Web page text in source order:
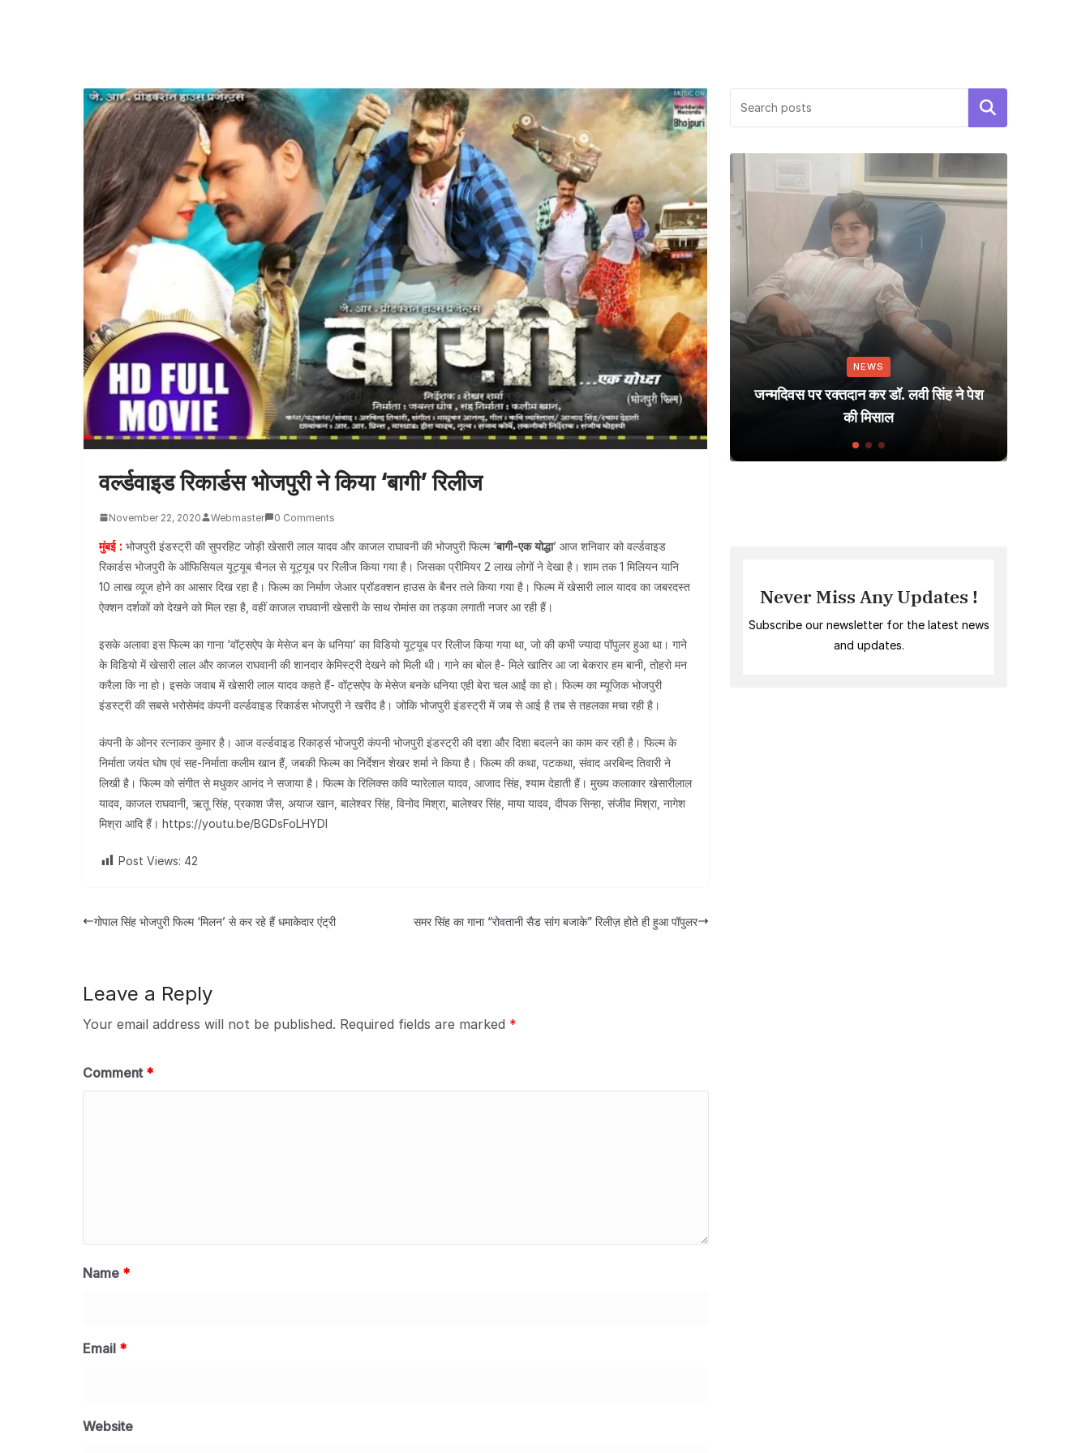
वर्ल्डवाइड रिकार्डस भोजपुरी ने किया ‘बागी’ रिलीज
November 22, 2020 Webmaster 0 Comments
मुंबई : भोजपुरी इंडस्ट्री की सुपरहिट जोड़ी खेसारी लाल यादव और काजल राघावनी की भोजपुरी फिल्म ‘बागी-एक योद्धा’ आज शनिवार को वर्ल्डवाइड
रिकार्डस भोजपुरी के ऑफिसियल यूट्यूब चैनल से यूट्यूब पर रिलीज किया गया है। जिसका प्रीमियर 2 लाख लोगों ने देखा है। शाम तक 1 मिलियन यानि
10 लाख व्यूज होने का आसार दिख रहा है। फिल्म का निर्माण जेआर प्रॉडक्शन हाउस के बैनर तले किया गया है। फिल्म में खेसारी लाल यादव का जबरदस्त
ऐक्शन दर्शकों को देखने को मिल रहा है, वहीं काजल राघवानी खेसारी के साथ रोमांस का तड़का लगाती नजर आ रही हैं।
इसके अलावा इस फिल्म का गाना ‘वॉट्सऐप के मेसेज बन के धनिया’ का विडियो यूट्यूब पर रिलीज किया गया था, जो की कभी ज्यादा पॉपुलर हुआ था। गाने
के विडियो में खेसारी लाल और काजल राघवानी की शानदार केमिस्ट्री देखने को मिली थी। गाने का बोल है- मिले खातिर आ जा बेकरार हम बानी, तोहरो मन
करैला कि ना हो। इसके जवाब में खेसारी लाल यादव कहते हैं- वॉट्सऐप के मेसेज बनके धनिया एही बेरा चल आईं का हो। फिल्म का म्यूजिक भोजपुरी
इंडस्ट्री की सबसे भरोसेमंद कंपनी वर्ल्डवाइड रिकार्डस भोजपुरी ने खरीद है। जोकि भोजपुरी इंडस्ट्री में जब से आई है तब से तहलका मचा रही है।
कंपनी के ओनर रत्नाकर कुमार है। आज वर्ल्डवाइड रिकार्ड्स भोजपुरी कंपनी भोजपुरी इंडस्ट्री की दशा और दिशा बदलने का काम कर रही है। फिल्म के
निर्माता जयंत घोष एवं सह-निर्माता कलीम खान हैं, जबकी फिल्म का निर्देशन शेखर शर्मा ने किया है। फिल्म की कथा, पटकथा, संवाद अरबिन्द तिवारी ने
लिखी है। फिल्म को संगीत से मधुकर आनंद ने सजाया है। फिल्म के रिलिक्स कवि प्यारेलाल यादव, आजाद सिंह, श्याम देहाती हैं। मुख्य कलाकार खेसारीलाल
यादव, काजल राघवानी, ऋतू सिंह, प्रकाश जैस, अयाज खान, बालेश्वर सिंह, विनोद मिश्रा, बालेश्वर सिंह, माया यादव, दीपक सिन्हा, संजीव मिश्रा, नागेश
मिश्रा आदि हैं। https://youtu.be/BGDsFoLHYDI
Post Views: 42
गोपाल सिंह भोजपुरी फिल्म ‘मिलन’ से कर रहे हैं धमाकेदार एंट्री समर सिंह का गाना “रोवतानी सैड सांग बजाके” रिलीज़ होते ही हुआ पॉपुलर
Leave a Reply
Your email address will not be published. Required fields are marked *
Comment *
Name *
Email *
Website
Search
NEWS
जन्मदिवस पर रक्तदान कर डॉ. लवी सिंह ने पेश
की मिसाल
Never Miss Any Updates !
Subscribe our newsletter for the latest news
and updates.